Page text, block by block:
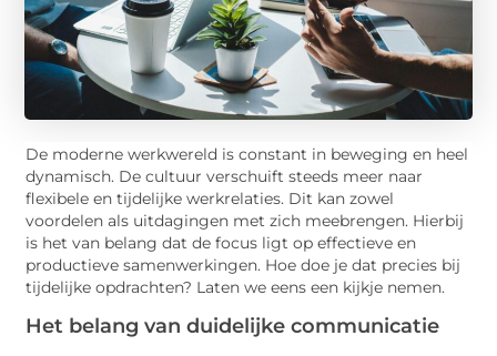
De moderne werkwereld is constant in beweging en heel
dynamisch. De cultuur verschuift steeds meer naar
flexibele en tijdelijke werkrelaties. Dit kan zowel
voordelen als uitdagingen met zich meebrengen. Hierbij
is het van belang dat de focus ligt op effectieve en
productieve samenwerkingen. Hoe doe je dat precies bij
tijdelijke opdrachten? Laten we eens een kijkje nemen.
Het belang van duidelijke communicatie